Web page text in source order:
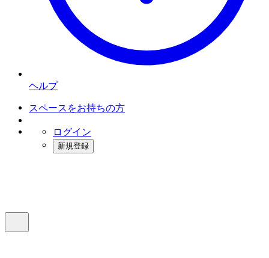
ヘルプ
スペースをお持ちの方
ログイン
新規登録